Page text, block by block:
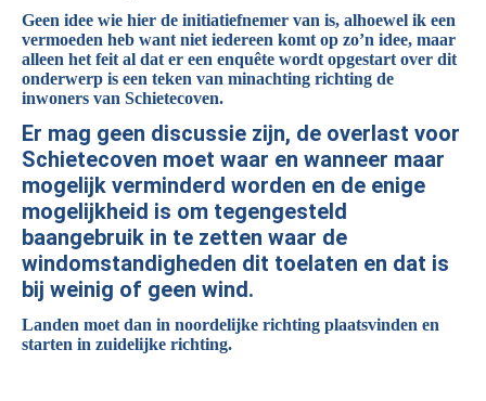
Geen idee wie hier de initiatiefnemer van is, alhoewel ik een
vermoeden heb want niet iedereen komt op zo’n idee, maar
alleen het feit al dat er een enquête wordt opgestart over dit
onderwerp is een teken van minachting richting de
inwoners van Schietecoven.
Er mag geen discussie zijn, de overlast voor
Schietecoven moet waar en wanneer maar
mogelijk verminderd worden en de enige
mogelijkheid is om tegengesteld
baangebruik in te zetten waar de
windomstandigheden dit toelaten en dat is
bij weinig of geen wind.
Landen moet dan in noordelijke richting plaatsvinden en
starten in zuidelijke richting.